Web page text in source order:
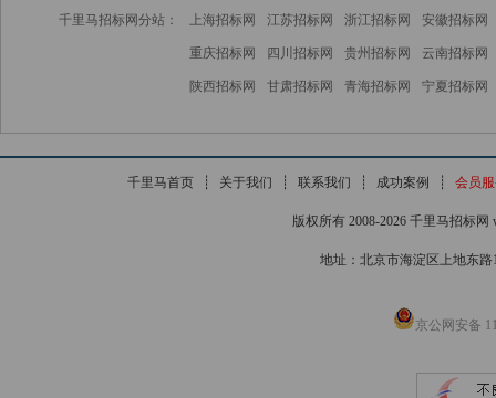
千里马招标网分站： 上海招标网 江苏招标网 浙江招标网 安徽招标网
重庆招标网 四川招标网 贵州招标网 云南招标网
陕西招标网 甘肃招标网 青海招标网 宁夏招标网
千里马首页 ┊ 关于我们 ┊ 联系我们 ┊ 成功案例 ┊ 会员
版权所有 2008-2026 千里马招标网
地址：北京市海淀区上地东
京公网安备